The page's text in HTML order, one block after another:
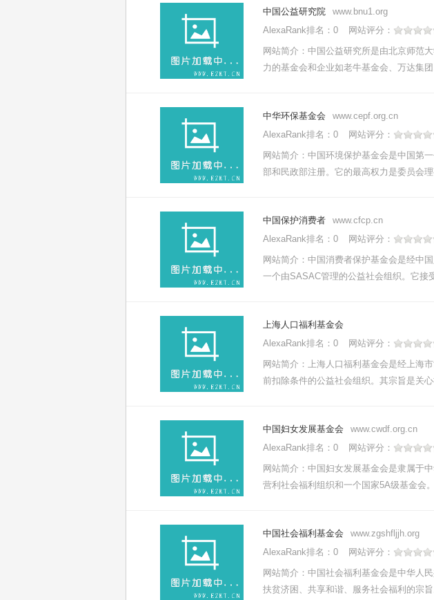
中国公益研究院
www.bnu1.org
AlexaRank排名： 0 网站评分：
网站简介：中国公益研究所是由北京师范
力的基金会和企业如老牛基金会、万达集
中华环保基金会
www.cepf.org.cn
AlexaRank排名： 0 网站评分：
网站简介：中国环境保护基金会是中国第
部和民政部注册。它的最高权力是委员会
中国保护消费者
www.cfcp.cn
AlexaRank排名： 0 网站评分：
网站简介：中国消费者保护基金会是经中
一个由SASAC管理的公益社会组织。它
上海人口福利基金会
AlexaRank排名： 0 网站评分：
网站简介：上海人口福利基金会是经上海
前扣除条件的公益社会组织。其宗旨是关
中国妇女发展基金会
www.cwdf.org.cn
AlexaRank排名： 0 网站评分：
网站简介：中国妇女发展基金会是隶属于
营利社会福利组织和一个国家5A级基金会
中国社会福利基金会
www.zgshfljjh.org
AlexaRank排名： 0 网站评分：
网站简介：中国社会福利基金会是中华人
扶贫济困、共享和谐、服务社会福利的宗